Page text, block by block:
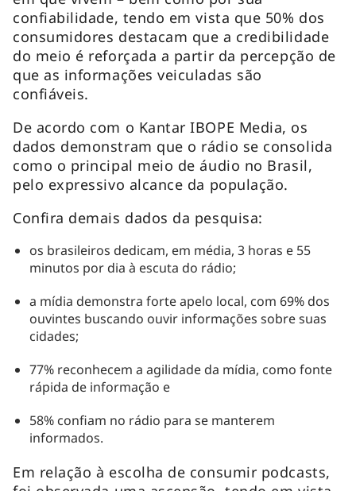
confiabilidade, tendo em vista que 50% dos
consumidores destacam que a credibilidade
do meio é reforçada a partir da percepção de
que as informações veiculadas são
confiáveis.
De acordo com o Kantar IBOPE Media, os
dados demonstram que o rádio se consolida
como o principal meio de áudio no Brasil,
pelo expressivo alcance da população.
Confira demais dados da pesquisa:
os brasileiros dedicam, em média, 3 horas e 55
minutos por dia à escuta do rádio;
a mídia demonstra forte apelo local, com 69% dos
ouvintes buscando ouvir informações sobre suas
cidades;
77% reconhecem a agilidade da mídia, como fonte
rápida de informação e
58% confiam no rádio para se manterem
informados.
Em relação à escolha de consumir podcasts,